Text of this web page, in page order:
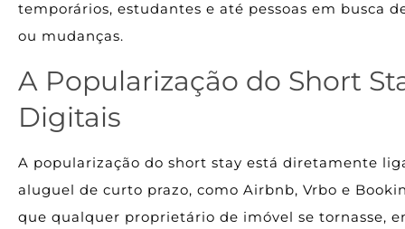
temporários, estudantes e até pessoas em busca
ou mudanças.
A Popularização do Short
Digitais
A popularização do short stay está diretamente
aluguel de curto prazo, como Airbnb, Vrbo e
que qualquer proprietário de imóvel se tornasse,